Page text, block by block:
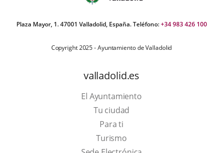
Plaza Mayor, 1. 47001 Valladolid, España. Teléfono:+34 983 426 100
Copyright 2025 - Ayuntamiento de Valladolid
valladolid.es
El Ayuntamiento
Tu ciudad
Para ti
TurismoEste